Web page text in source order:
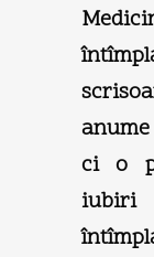
ci o
iubiri